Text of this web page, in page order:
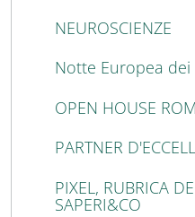
NEUROSCIENZE
Notte Europea dei
OPEN HOUSE
PARTNER
PIXEL, RUBRICA
SAPERI&CO